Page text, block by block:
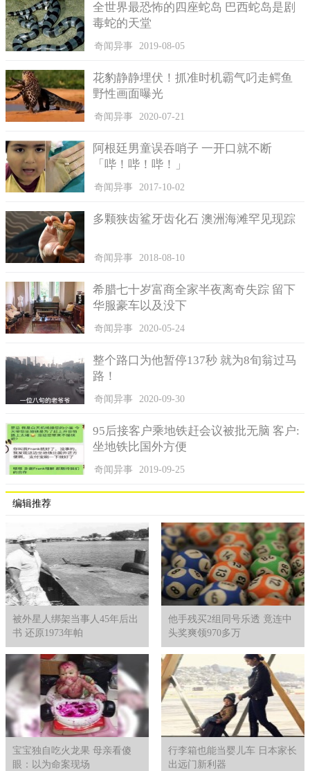
现在，许多遭受到疫情影响的英国人民联合在一起，发布了
一则请愿书，旨在让运输部同意他们延长驾照有效期的请求。
在英国，驾照理论考试的规定费用约为202元一次，一旦转为
但事实却是，在工作日，人们需要支付的约545元的费用，周
末甚至要支付约659元才能顺利拿到参加驾考的资格。
并且通过英国驾驶和车辆标准局记者还得知，截止到2020年
的这十年间英国驾考的通过率仅有46%，最主要的原因是这些学
习者的观察能力不达标。
许多网友均表示，这样的情况还是太过少见，哪怕再不专注
是存在着一些急需改进的问题。
也有一部分人认为，既报了名那就该认真对待，可惜总有人
无法坚持到底，费时费力最后还没有结果，觉得很不值当。
全世界最恐怖的四座蛇岛 巴西蛇岛是剧
毒蛇的天堂
奇闻异事 2019-08-05
花豹静静埋伏！抓准时机霸气叼走鳄鱼
野性画面曝光
奇闻异事 2020-07-21
阿根廷男童误吞哨子 一开口就不断
「哔！哔！哔！」
奇闻异事 2017-10-02
多颗狭齿鲨牙齿化石 澳洲海滩罕见现踪
奇闻异事 2018-08-10
希腊七十岁富商全家半夜离奇失踪 留下
华服豪车以及没下
奇闻异事 2020-05-24
整个路口为他暂停137秒 就为8旬翁过马
路！
奇闻异事 2020-09-30
95后接客户乘地铁赶会议被批无脑 客户:
坐地铁比国外方便
奇闻异事 2019-09-25
编辑推荐
被外星人绑架当事人45年后出
书 还原1973年帕
他手残买2组同号乐透 竟连中
头奖爽领970多万
宝宝独自吃火龙果 母亲看傻
眼：以为命案现场
行李箱也能当婴儿车 日本家长
出远门新利器